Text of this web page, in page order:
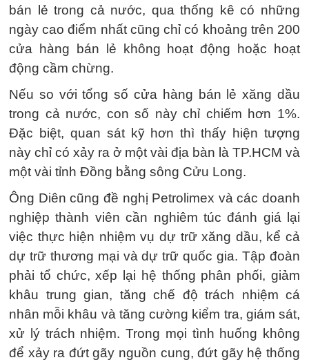
bán lẻ trong cả nước, qua thống kê có những
ngày cao điểm nhất cũng chỉ có khoảng trên 200
cửa hàng bán lẻ không hoạt động hoặc hoạt
động cầm chừng.
Nếu so với tổng số cửa hàng bán lẻ xăng dầu
trong cả nước, con số này chỉ chiếm hơn 1%.
Đặc biệt, quan sát kỹ hơn thì thấy hiện tượng
này chỉ có xảy ra ở một vài địa bàn là TP.HCM và
một vài tỉnh Đồng bằng sông Cửu Long.
Ông Diên cũng đề nghị Petrolimex và các doanh
nghiệp thành viên cần nghiêm túc đánh giá lại
việc thực hiện nhiệm vụ dự trữ xăng dầu, kể cả
dự trữ thương mại và dự trữ quốc gia. Tập đoàn
phải tổ chức, xếp lại hệ thống phân phối, giảm
khâu trung gian, tăng chế độ trách nhiệm cá
nhân mỗi khâu và tăng cường kiểm tra, giám sát,
xử lý trách nhiệm. Trong mọi tình huống không
để xảy ra đứt gãy nguồn cung, đứt gãy hệ thống